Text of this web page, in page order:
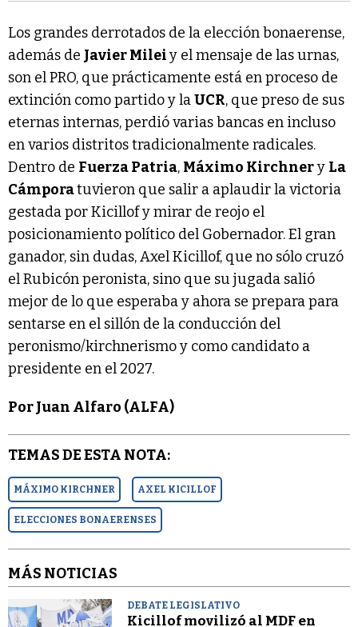
Los grandes derrotados de la elección bonaerense,
además de Javier Mileiy el mensaje de las urnas,
son el PRO, que prácticamente está en proceso de
extinción como partido y laUCR, que preso de sus
eternas internas, perdió varias bancas en incluso
en varios distritos tradicionalmente radicales.
Dentro de Fuerza Patria, Máximo Kirchnery La
Cámporatuvieron que salir a aplaudir la victoria
gestada por Kicillof y mirar de reojo el
posicionamiento político del Gobernador. El gran
ganador, sin dudas, Axel Kicillof, que no sólo cruzó
el Rubicón peronista, sino que su jugada salió
mejor de lo que esperaba y ahora se prepara para
sentarse en el sillón de la conducción del
peronismo/kirchnerismo y como candidato a
presidente en el 2027.
Por Juan Alfaro (ALFA)
TEMAS DE ESTA NOTA:
MÁXIMO KIRCHNER AXEL KICILLOF
ELECCIONES BONAERENSES
MÁS NOTICIAS
DEBATE LEGISLATIVO
Kicillof movilizó al MDF en